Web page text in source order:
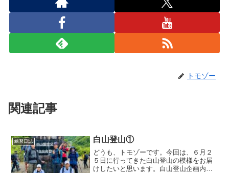
トモゾー
関連記事
練習日誌 白山登山①
どうも、トモゾーです。今回は、６月２
５日に行ってきた白山登山の模様をお届
けしたいと思います。白山登山企画内容